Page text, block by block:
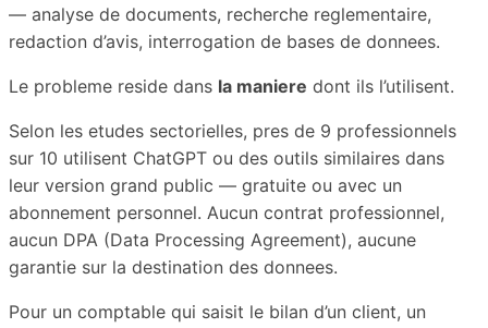
— analyse de documents, recherche reglementaire,
redaction d’avis, interrogation de bases de donnees.
Le probleme reside dans la maniere dont ils l’utilisent.
Selon les etudes sectorielles, pres de 9 professionnels
sur 10 utilisent ChatGPT ou des outils similaires dans
leur version grand public — gratuite ou avec un
abonnement personnel. Aucun contrat professionnel,
aucun DPA (Data Processing Agreement), aucune
garantie sur la destination des donnees.
Pour un comptable qui saisit le bilan d’un client, un